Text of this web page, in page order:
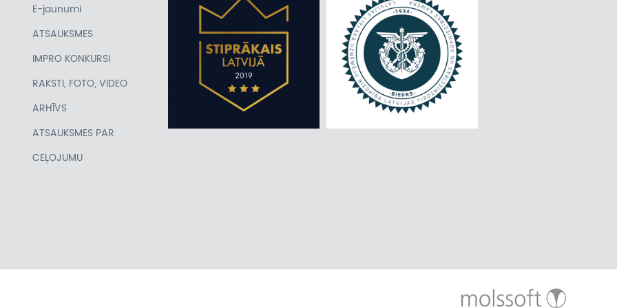
E-jaunumi
ATSAUKSMES
IMPRO KONKURSI
RAKSTI, FOTO, VIDEO
ARHĪVS
ATSAUKSMES PAR
CEĻOJUMU